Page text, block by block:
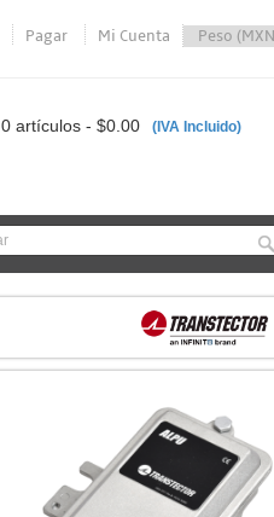
Pagar Mi Cuenta
0 artículos - $0.00 (IVA Incluido)